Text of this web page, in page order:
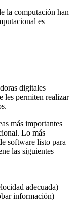
la computación han
es
digitales
les permiten realizar
más importantes
Lo más
software listo para
las siguientes
adecuada)
información)